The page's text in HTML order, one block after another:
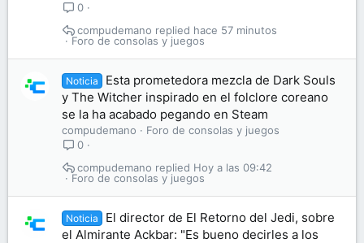
0
Foro de consolas y juegos
hace 57 minutos
compudemano
Noticia
Esta prometedora mezcla de Dark Souls
y The Witcher inspirado en el folclore coreano
se la ha acabado pegando en Steam
compudemano
Foro de consolas y juegos
0
Foro de consolas y juegos
Hoy a las 09:42
compudemano
Noticia
El director de El Retorno del Jedi, sobre
el Almirante Ackbar: "Es bueno decirles a los